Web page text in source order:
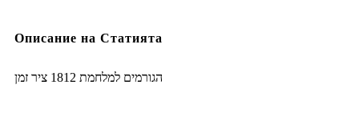
Описание на Статията
הגורמים למלחמת 1812 ציר זמן